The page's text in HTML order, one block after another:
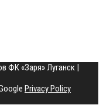
ФК «Заря» Луганск |
Privacy Policy